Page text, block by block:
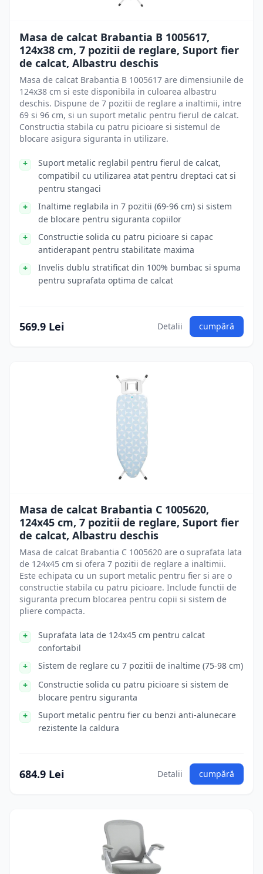
Masa de calcat Brabantia B 1005617,
124x38 cm, 7 pozitii de reglare, Suport fier
de calcat, Albastru deschis
Masa de calcat Brabantia B 1005617 are dimensiunile de
124x38 cm si este disponibila in culoarea albastru
deschis. Dispune de 7 pozitii de reglare a inaltimii, intre
69 si 96 cm, si un suport metalic pentru fierul de calcat.
Constructia stabila cu patru picioare si sistemul de
blocare asigura siguranta in utilizare.
Suport metalic reglabil pentru fierul de calcat,
compatibil cu utilizarea atat pentru dreptaci cat si
pentru stangaci
Inaltime reglabila in 7 pozitii (69-96 cm) si sistem
de blocare pentru siguranta copiilor
Constructie solida cu patru picioare si capac
antiderapant pentru stabilitate maxima
Invelis dublu stratificat din 100% bumbac si spuma
pentru suprafata optima de calcat
569.9 Lei Detalii cumpără
Masa de calcat Brabantia C 1005620,
124x45 cm, 7 pozitii de reglare, Suport fier
de calcat, Albastru deschis
Masa de calcat Brabantia C 1005620 are o suprafata lata
de 124x45 cm si ofera 7 pozitii de reglare a inaltimii.
Este echipata cu un suport metalic pentru fier si are o
constructie stabila cu patru picioare. Include functii de
siguranta precum blocarea pentru copii si sistem de
pliere compacta.
Suprafata lata de 124x45 cm pentru calcat
confortabil
Sistem de reglare cu 7 pozitii de inaltime (75-98 cm)
Constructie solida cu patru picioare si sistem de
blocare pentru siguranta
Suport metalic pentru fier cu benzi anti-alunecare
rezistente la caldura
684.9 Lei Detalii cumpără